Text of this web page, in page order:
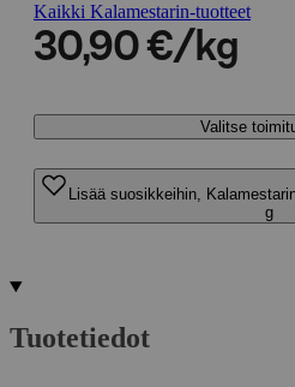
Kaikki Kalamestarin-tuotteet
30,90 €/kg
Valitse
Lisää suosikkeihin,
g
Tuotetiedot